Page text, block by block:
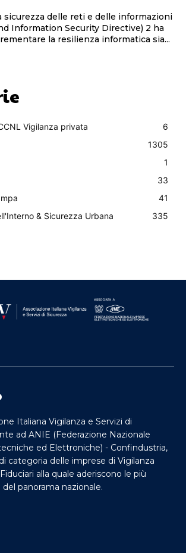
sicurezza delle reti e delle informazioni
Information Security Directive) 2 ha
la resilienza informatica sia...
Vigilanza privata
6
1305
1
33
41
& Sicurezza Urbana
335
Italiana Vigilanza e Servizi di
ad ANIE (Federazione Nazionale
ed Elettroniche) - Confindustria,
categoria delle imprese di Vigilanza
alla quale aderiscono le più
panorama nazionale.